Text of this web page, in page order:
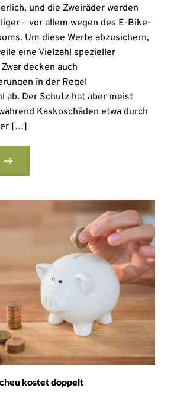
und die Zweiräder werden
– vor allem wegen des E-Bike-
Um diese Werte abzusichern,
eine Vielzahl spezieller
decken auch
in der Regel
ab. Der Schutz hat aber meist
Kaskoschäden etwa durch
[…]
kostet doppelt